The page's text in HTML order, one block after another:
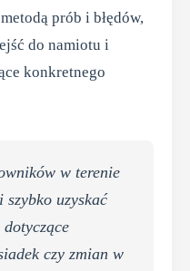
prób i błędów,
do namiotu i
konkretnego
w terenie
szybko uzyskać
czy zmian w